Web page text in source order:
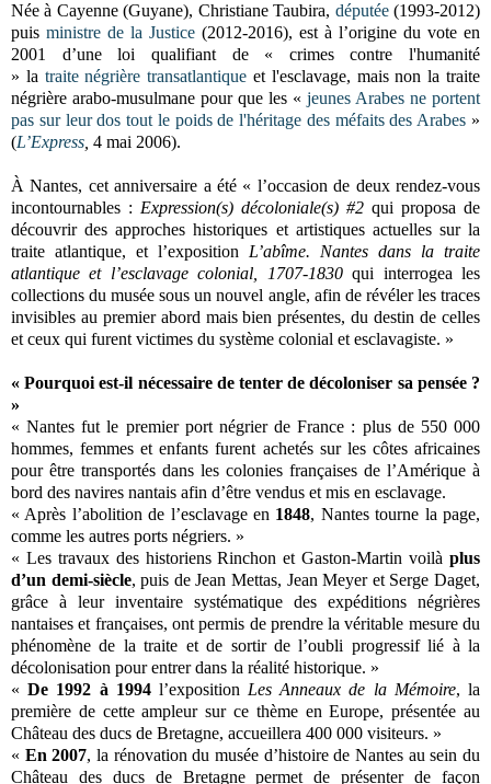
Née à Cayenne (Guyane), Christiane Taubira, députée(1993-2012)
puis ministre de la Justice (2012-2016), est à l’origine du vote en
2001 d’une loi qualifiant de « crimes contre l'humanité
» la traitenégrière transatlantique et l'esclavage, mais non la traite
négrière arabo-musulmane pour que les « jeunes Arabes ne portent
pas sur leur dos tout le poids de l'héritage des méfaits des Arabes »
(L’Express 4 mai 2006).
À Nantes, cet anniversaire a été « l’occasion de deux rendez-vous
incontournables : Expression(s) décoloniale(s) #2 qui proposa de
découvrir des approches historiques et artistiques actuelles sur la
traite atlantique, et l’exposition L’abîme. Nantes dans la traite
atlantique et l’esclavage colonial, 1707-1830qui interrogea les
collections du musée sous un nouvel angle, afin de révéler les traces
invisibles au premier abord mais bien présentes, du destin de celles
et ceux qui furent victimes du système colonial et esclavagiste. »
« Pourquoi est-il nécessaire de tenter de décoloniser sa pensée ?
»
« Nantes fut le premier port négrier de France : plus de 550 000
hommes, femmes et enfants furent achetés sur les côtes africaines
pour être transportés dans les colonies françaises de l’Amérique à
bord des navires nantais afin d’être vendus et mis en esclavage.
« Après l’abolition de l’esclavage en 1848, Nantes tourne la page,
comme les autres ports négriers. »
« Les travaux des historiens Rinchon et Gaston-Martin voilà plus
d’un demi-siècle, puis de Jean Mettas, Jean Meyer et Serge Daget,
grâce à leur inventaire systématique des expéditions négrières
nantaises et françaises, ont permis de prendre la véritable mesure du
phénomène de la traite et de sortir de l’oubli progressif lié à la
décolonisation pour entrer dans la réalité historique. »
«De 1992 à 1994l’exposition Les Anneaux de la Mémoire, la
première de cette ampleur sur ce thème en Europe, présentée au
Château des ducs de Bretagne, accueillera 400 000 visiteurs. »
« En 2007, la rénovation du musée d’histoire de Nantes au sein du
Château des ducs de Bretagne permet de présenter de façon